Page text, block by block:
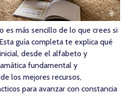
es más sencillo de lo que crees si
guía completa te explica qué
desde el alfabeto y
fundamental y
los mejores recursos,
para avanzar con constancia